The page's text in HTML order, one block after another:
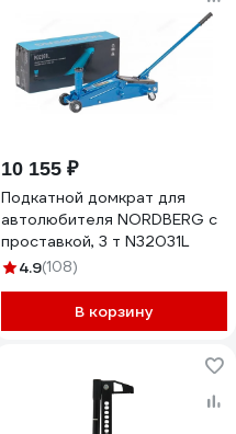
10 155 ₽
Подкатной домкрат для
автолюбителя NORDBERG с
проставкой, 3 т N32031L
4.9(108)
В корзину